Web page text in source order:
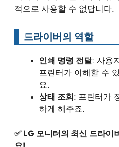
적으로 사용할 수 없답니다.
드라이버의 역할
인쇄 명령 전달: 사용
프린터가 이해할 수
요.
상태 조회 : 프린터가
하게 해주죠.
✅ LG 모니터의 최신 드라이